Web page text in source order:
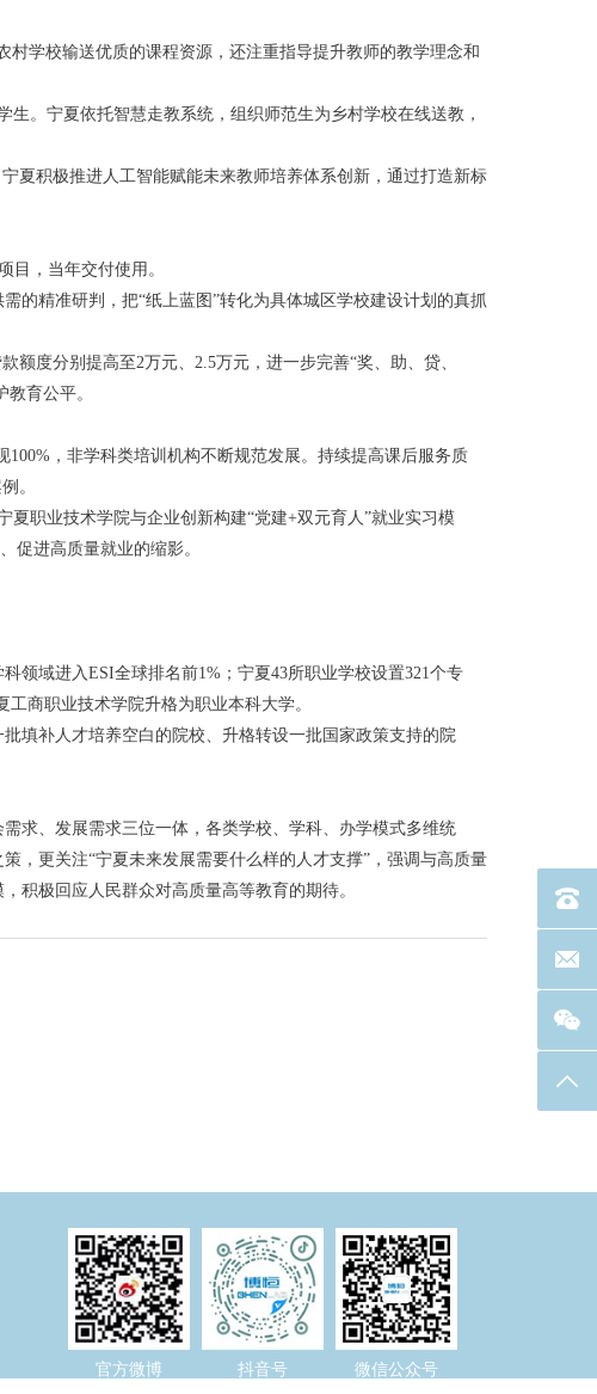
学校输送优质的课程资源，还注重指导提升教师的教学理念和
。宁夏依托智慧走教系统，组织师范生为乡村学校在线送教，
夏积极推进人工智能赋能未来教师培养体系创新，通过打造新标
目，当年交付使用。
的精准研判，把“纸上蓝图”转化为具体城区学校建设计划的真抓
度分别提高至2万元、2.5万元，进一步完善“奖、助、贷、
育公平。
，非学科类培训机构不断规范发展。持续提高课后服务质
。
职业技术学院与企业创新构建“党建+双元育人”就业实习模
促进高质量就业的缩影。
领域进入ESI全球排名前1%；宁夏43所职业学校设置321个专
商职业技术学院升格为职业本科大学。
填补人才培养空白的院校、升格转设一批国家政策支持的院
求、发展需求三位一体，各类学校、学科、办学模式多维统
，更关注“宁夏未来发展需要什么样的人才支撑”，强调与高质量
积极回应人民群众对高质量高等教育的期待。
官方微博
抖音号 微信公众号
电话
联系
返回